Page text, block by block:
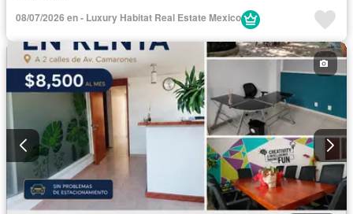
08/07/2026 en - Luxury Habitat Real Estate Mexico